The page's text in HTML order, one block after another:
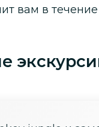
вам в течение